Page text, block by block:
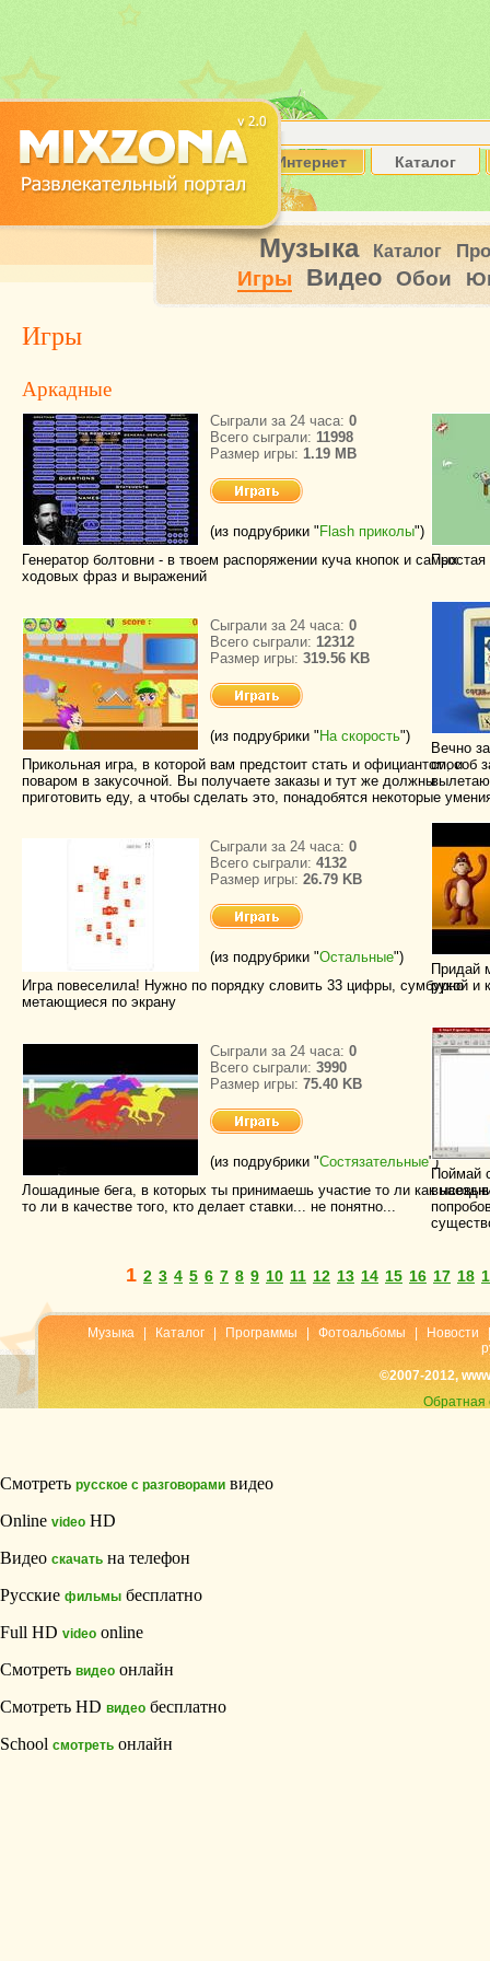
Интернет Каталог
Музыка Каталог
Игры Видео Обои
Игры
Аркадные
Сыграли за 24 часа: 0
Всего сыграли: 11998
Размер игры: 1.19 MB
(из подрубрики " Flash приколы")
Генератор болтовни - в твоем распоряжении куча кнопок и самых
ходовых фраз и выражений
Сыграли за 24 часа: 0
Всего сыграли: 12312
Размер игры: 319.56 KB
(из подрубрики " На скорость")
Прикольная игра, в которой вам предстоит стать и официантом, и
поваром в закусочной. Вы получаете заказы и тут же должны
приготовить еду, а чтобы сделать это, понадобятся некоторые
Сыграли за 24 часа: 0
Всего сыграли: 4132
Размер игры: 26.79 KB
(из подрубрики "Остальные")
Игра повеселила! Нужно по порядку словить 33 цифры, сумбурно
метающиеся по экрану
Сыграли за 24 часа: 0
Всего сыграли: 3990
Размер игры: 75.40 KB
(из подрубрики "Состязательные")
Лошадиные бега, в которых ты принимаешь участие то ли как
то ли в качестве того, кто делает ставки... не понятно...
Простая
Вечно
способ
Придай
рукой и
Поймай
1 2 3 4 5 6 7 8 9 10 11 12 13 14 15 16 17 18
Музыка Каталог Программы Фотоальбомы Новости
©2007-2012,
Обратная
Смотреть русское с разговорами видео
Online video HD
Видео скачать на телефон
Русские фильмы бесплатно
Full HD video online
Смотреть видео онлайн
Смотреть HD видео бесплатно
School смотреть онлайн